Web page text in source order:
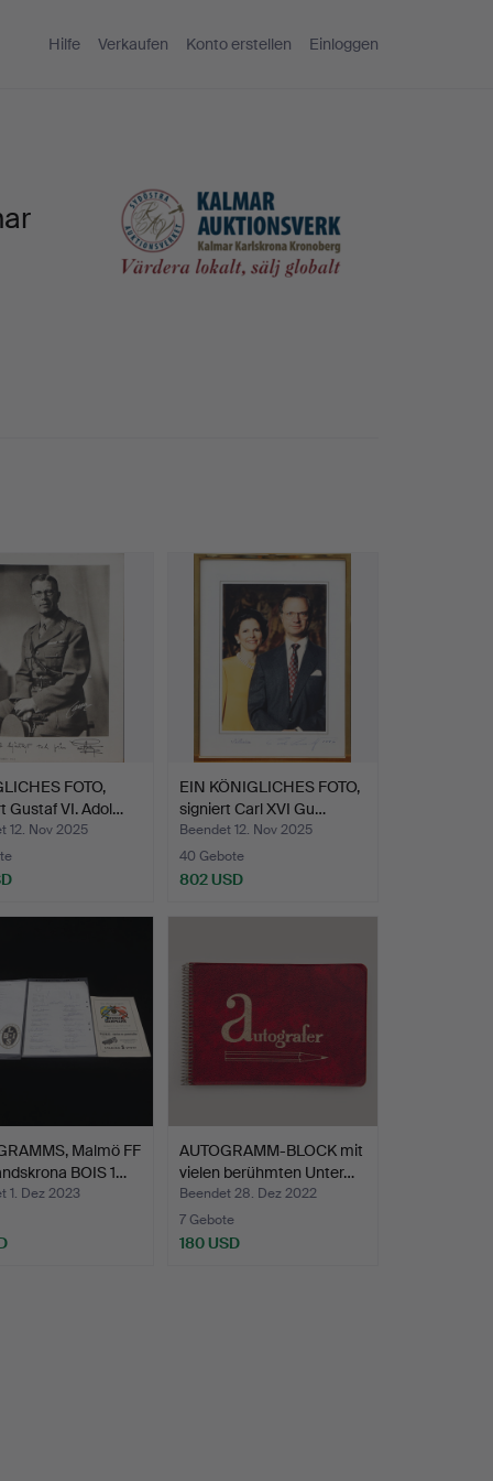
Hilfe Verkaufen Konto erstellen Einloggen
FOTO,
Gustaf VI. Adol…
12. Nov 2025
EIN KÖNIGLICHES FOTO,
signiert Carl XVI Gu…
Beendet 12. Nov 2025
40 Gebote
802 USD
Malmö FF
BOIS 1…
1. Dez 2023
AUTOGRAMM-BLOCK mit
vielen berühmten Unter…
Beendet 28. Dez 2022
7 Gebote
180 USD